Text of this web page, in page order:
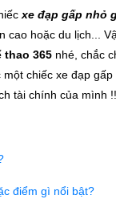
xe đạp gấp nhỏ
cao hoặc du lịch...
thao 365 nhé, chắc
chiếc xe đạp
tài chính của mình
điểm gì nổi bật?